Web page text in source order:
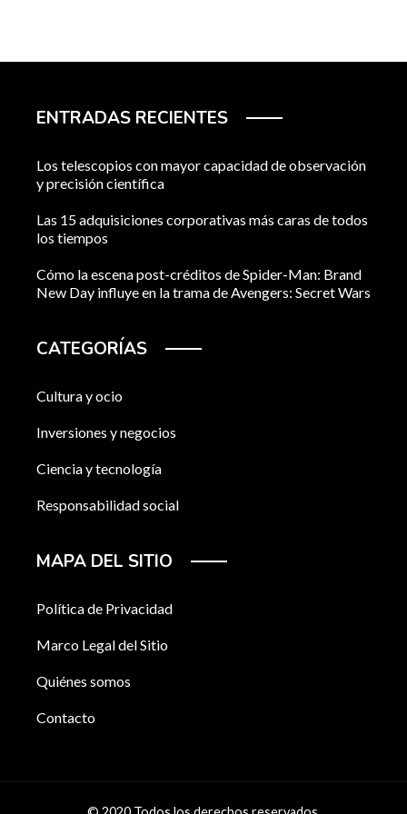
ENTRADAS RECIENTES
Los telescopios con mayor capacidad de observación
y precisión científica
Las 15 adquisiciones corporativas más caras de todos
los tiempos
Cómo la escena post-créditos de Spider-Man: Brand
New Day influye en la trama de Avengers: Secret Wars
CATEGORÍAS
Cultura y ocio
Inversiones y negocios
Ciencia y tecnología
Responsabilidad social
MAPA DEL SITIO
Política de Privacidad
Marco Legal del Sitio
Quiénes somos
Contacto